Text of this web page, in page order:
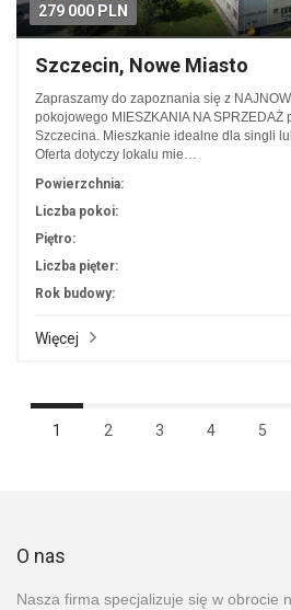
279 000 PLN
Szczecin, Nowe Miasto
Zapraszamy do zapoznania się z
pokojowego MIESZKANIA NA SPRZEDAŻ
Szczecina. Mieszkanie idealne dla singli
Oferta dotyczy lokalu mie…
Powierzchnia:
Liczba pokoi:
Piętro:
Liczba pięter:
Rok budowy:
Więcej
1 2 3 4 5
O nas
Nasza firma specjalizuje się w obrocie